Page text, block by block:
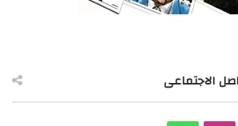
الاجتماعى